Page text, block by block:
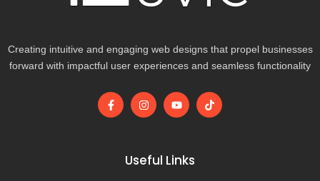
Creating intuitive and engaging web designs that propel businesses
forward with impactful user experiences and seamless functionality
F
a
I
n
g
r
Y
o
b
e
T
i
Useful Links